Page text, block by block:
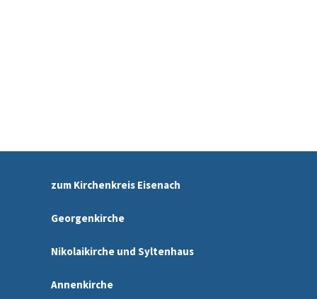
zum Kirchenkreis Eisenach
Georgenkirche
Nikolaikirche und Syltenhaus
Annenkirche